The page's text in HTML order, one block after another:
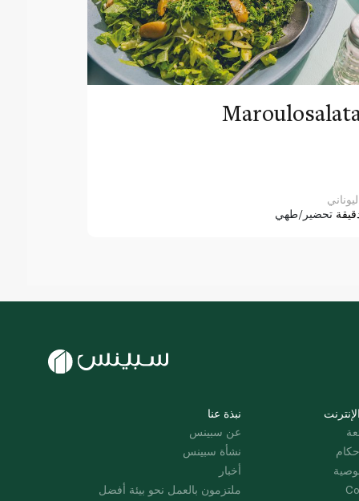
تحضير/طهي
نبذة عنا
عن سبينس
نشأة سبينس
أخبار
ملتزمون بالعمل نحو بيئة أفضل